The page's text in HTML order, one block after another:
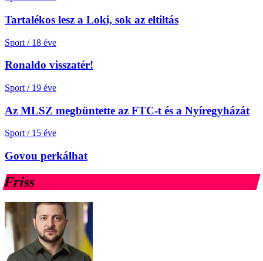
Tartalékos lesz a Loki, sok az eltiltás
Sport / 18 éve
Ronaldo visszatér!
Sport / 19 éve
Az MLSZ megbüntette az FTC-t és a Nyíregyházát
Sport / 15 éve
Govou perkálhat
Friss